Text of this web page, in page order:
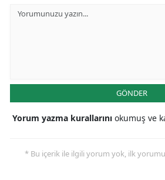
GÖNDER
Yorum yazma kurallarını okumuş ve
* Bu içerik ile ilgili yorum yok, ilk yorumu